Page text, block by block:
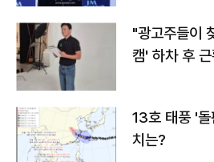
"광고주들이
캠' 하차 후
13호 태풍 '돌
치는?